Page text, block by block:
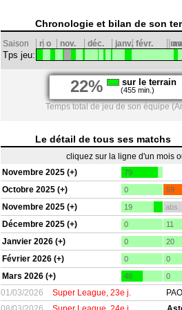
Chronologie et bilan de son
Saison n o nov. déc. janv. févr.
Tps jeu:
22% sur le terrain
(455 min.)
Temps total de jeu de son équipe
Le détail de tous ses matchs
cliquez sur la ligne d'un mois
Novembre 2025 (+)
79
Octobre 2025 (+) 0 59
Novembre 2025 (+) 19 abs.
Décembre 2025 (+) 0 11
Janvier 2026 (+) 0 20
Février 2026 (+) 0 0
Mars 2026 (+) 46 0
01/03/2026 Super League, 23e j.